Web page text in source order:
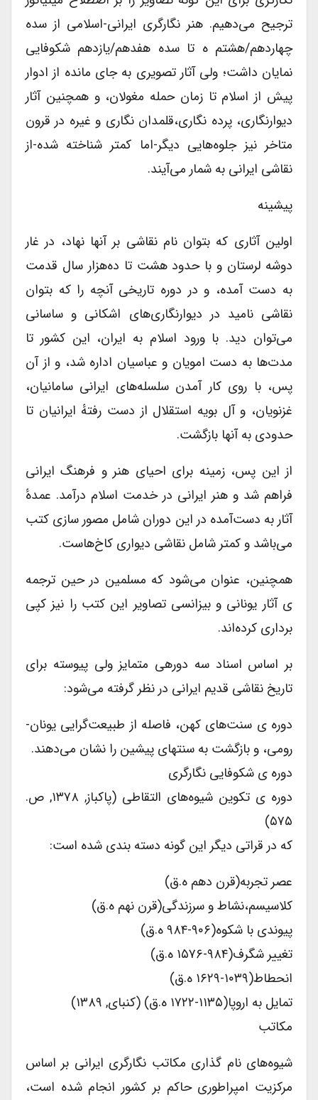
ترجیح می‌دهیم. هنر نگارگری ایرانی-اسلامی از سده
چهاردهم/هشتم ه تا سده هفدهم/یازدهم شکوفایی
نمایان داشت؛ ولی آثار تصویری به جای مانده از ادوار
پیش از اسلام تا زمان حمله مغولان، و همچنین آثار
دیوارنگاری، پرده نگاری،قلمدان نگاری و غیره در قرون
متاخر نیز جلوه‌هایی دیگر-اما کمتر شناخته شده-از
نقاشی ایرانی به شمار می‌آیند.
پیشینه
اولین آثاری که بتوان نام نقاشی بر آنها نهاد، در غار
دوشه لرستان و با حدود هشت تا ده‌هزار سال قدمت
به دست آمده، و در دوره تاریخی آنچه را که بتوان
نقاشی نامید در دیوارنگاری‌های اشکانی و ساسانی
می‌توان دید. با ورود اسلام به ایران، این کشور تا
مدت‌ها به دست امویان و عباسیان اداره شد، و از آن
پس، با روی کار آمدن سلسله‌های ایرانی سامانیان،
غزنویان، و آل بویه استقلال از دست رفتهٔ ایرانیان تا
حدودی به آنها بازگشت.
از این پس، زمینه برای احیای هنر و فرهنگ ایرانی
فراهم شد و هنر ایرانی در خدمت اسلام درآمد. عمدهٔ
آثار به دست‌آمده در این دوران شامل مصور سازی کتب
می‌باشد و کمتر شامل نقاشی دیواری کاخ‌هاست.
همچنین، عنوان می‌شود که مسلمین در حین ترجمه
ی آثار یونانی و بیزانسی تصاویر این کتب را نیز کپی
برداری کرده‌اند.
بر اساس اسناد سه دورهی متمایز ولی پیوسته برای
تاریخ نقاشی قدیم ایرانی در نظر گرفته می‌شود:
دوره ی سنت‌های کهن، فاصله از طبیعت‌گرایی یونان-
رومی، و بازگشت به سنتهای پیشین را نشان می‌دهند.
دوره ی شکوفایی نگارگری
دوره ی تکوین شیوه‌های التقاطی (پاکباز, ۱۳۷۸, ص.
۵۷۵)
که در قراتی دیگر این گونه دسته بندی شده است:
عصر تجربه(قرن دهم ه.ق)
کلاسیسم،نشاط و سرزندگی(قرن نهم ه.ق)
پیوندی با شکوه(۹۰۶-۹۸۴ ه.ق)
تغییر شگرف(۹۸۴-۱۵۷۶ ه.ق)
انحطاط(۱۰۳۹-۱۶۲۹ ه.ق)
تمایل به اروپا(۱۱۳۵-۱۷۲۲ ه.ق) (کنبای, ۱۳۸۹)
مکاتب
شیوه‌های نام گذاری مکاتب نگارگری ایرانی بر اساس
مرکزیت امپراطوری حاکم بر کشور انجام شده است،